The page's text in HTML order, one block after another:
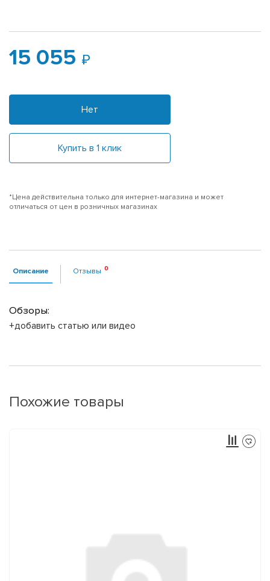
15 055
Нет
Купить в 1 клик
*Цена действительна только для интернет-магазина и может
отличаться от цен в розничных магазинах
Описание Отзывы
Обзоры:
+добавить статью или видео
Похожие товары